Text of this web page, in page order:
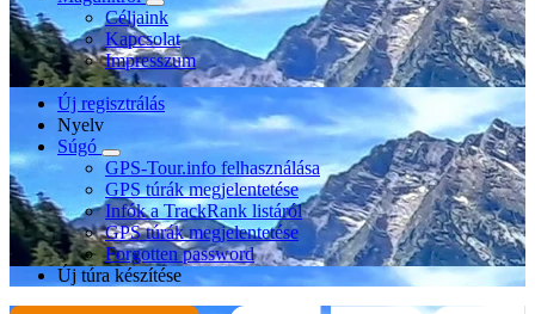
Céljaink
Kapcsolat
Impresszum
Új regisztrálás
Nyelv
Súgó
GPS-Tour.info felhasználása
GPS túrák megjelentetése
Infók a TrackRank listáról
GPS túrák megjelentetése
Forgotten password
Új túra készítése